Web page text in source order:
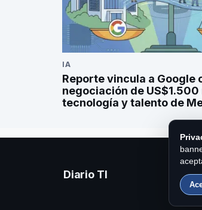
IA
Reporte vincula a Google
negociación de
tecnología y talento de
Diario TI